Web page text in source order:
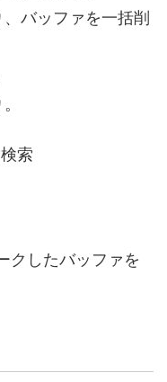
バッファを一括削
索
したバッファを